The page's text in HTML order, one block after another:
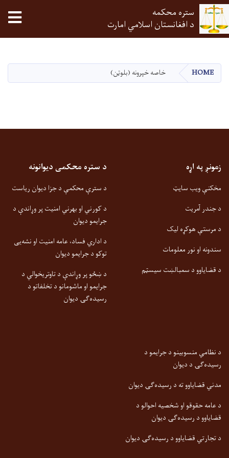
دانګل
ستره محکمه
د افغانستان اسلامي امارت
HOME خاصه خپرونه (بلوټن)
زمونږ په اړه
مخکنې ویب سایټ
د جندر آمریت
د مرستې هوکړه لیک
سندونه او نور معلومات
د قضایاوو د سمبالښت سیسټم
د ستره محکمی دیوانونه
د سترې محکمې د جزا دیوان ریاست
د کورني او بهرني امنیت پر وړاندې د
جرایمو دیوان
د اداري فساد، عامه امنیت او نشه‌یی
توکو د جرایمو دیوان
د ښځو پر وړاندې د تاوتریخوالي د
جرایمو او ماشومانو د تخلفاتو د
رسیده‌ګۍ دیوان
د نظامي منسوبینو د جرایمو د
رسیده‌ګۍ د دیوان
مدني قضایاوو ته د رسیده‌ګۍ دیوان
د عامه حقوقو او شخصیه احوالو د
قضایاوو د رسیده‌ګۍ دیوان
د تجارتي قضایاوو د رسیده‌ګۍ دیوان